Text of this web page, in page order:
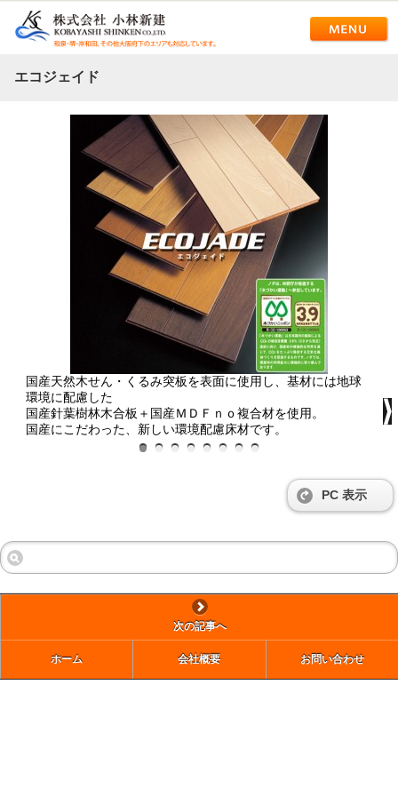
エコジェイド
国産天然木せん・くるみ突板を表面に使用し、基材には地球
環境に配慮した
国産針葉樹林木合板＋国産ＭＤＦｎｏ複合材を使用。
国産にこだわった、新しい環境配慮床材です。
PC 表示
次の記事へ
ホーム 会社概要 お問い合わせ